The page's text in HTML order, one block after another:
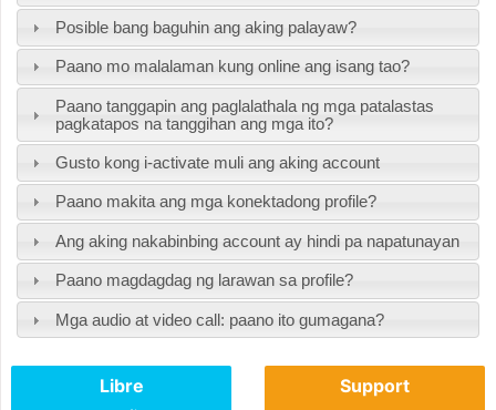
Posible bang baguhin ang aking palayaw?
Paano mo malalaman kung online ang isang tao?
Paano tanggapin ang paglalathala ng mga patalastas
pagkatapos na tanggihan ang mga ito?
Gusto kong i-activate muli ang aking account
Paano makita ang mga konektadong profile?
Ang aking nakabinbing account ay hindi pa napatunayan
Paano magdagdag ng larawan sa profile?
Mga audio at video call: paano ito gumagana?
Libre Support